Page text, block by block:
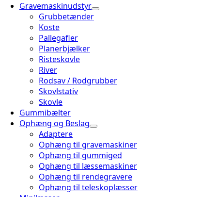
Gravemaskinudstyr
Grubbetænder
Koste
Pallegafler
Planerbjælker
Risteskovle
River
Rodsav / Rodgrubber
Skovlstativ
Skovle
Gummibælter
Ophæng og Beslag
Adaptere
Ophæng til gravemaskiner
Ophæng til gummiged
Ophæng til læssemaskiner
Ophæng til rendegravere
Ophæng til teleskoplæsser